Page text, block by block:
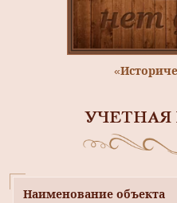
УЧЕТНАЯ
Наименование объекта